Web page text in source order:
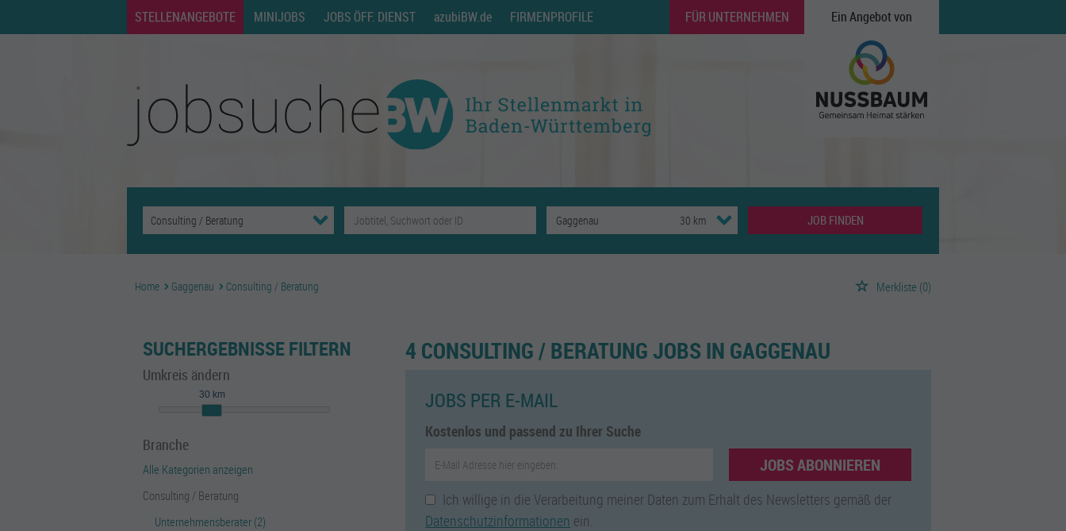
STELLENANGEBOTE MINIJOBS JOBS ÖFF. DIENST azubiBW.de FIRMENPROFILE FÜR UNTERNEHMEN Ein Angebot von
JOB FINDEN
Home Gaggenau Consulting / Beratung Merkliste (0)
SUCHERGEBNISSE FILTERN
Umkreis ändern
30 km
Branche
Alle Kategorien anzeigen
Consulting / Beratung
Unternehmensberater (2)
4 CONSULTING / BERATUNG JOBS IN GAGGENAU
JOBS PER E-MAIL
Kostenlos und passend zu Ihrer Suche
JOBS ABONNIEREN
Ich willige in die Verarbeitung meiner Daten zum Erhalt des Newsletters gemäß der
Datenschutzinformationen ein.